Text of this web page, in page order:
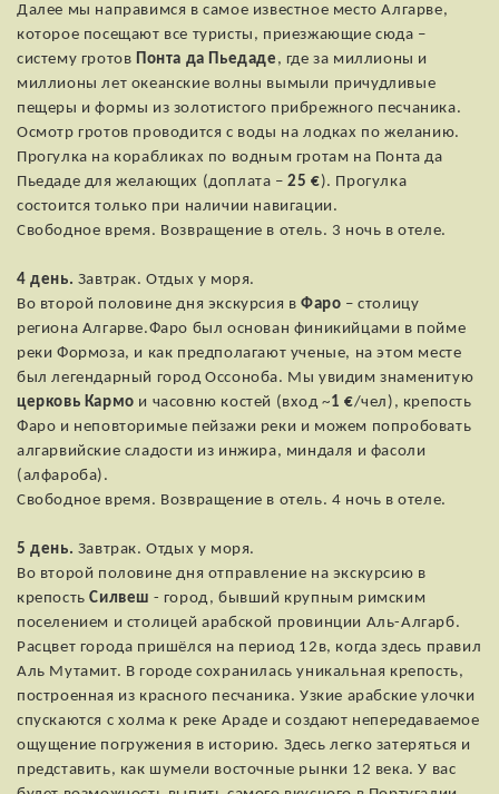
Далее мы направимся в самое известное место Алгарве,
которое посещают все туристы, приезжающие сюда –
систему гротов Понта да Пьедаде, где за миллионы и
миллионы лет океанские волны вымыли причудливые
пещеры и формы из золотистого прибрежного песчаника.
Осмотр гротов проводится с воды на лодках по желанию.
Прогулка на корабликах по водным гротам на Понта да
Пьедаде для желающих (доплата –25 €). Прогулка
состоится только при наличии навигации.
Свободное время. Возвращение в отель. 3 ночь в отеле.
4 день. Завтрак. Отдых у моря.
Во второй половине дня экскурсия в Фаро – столицу
региона Алгарве.Фаро был основан финикийцами в пойме
реки Формоза, и как предполагают ученые, на этом месте
был легендарный город Оссоноба. Мы увидим знаменитую
церковь Кармо и часовню костей (вход ~1 €/чел), крепость
Фаро и неповторимые пейзажи реки и можем попробовать
алгарвийские сладости из инжира, миндаля и фасоли
(алфароба).
Свободное время. Возвращение в отель. 4 ночь в отеле.
5 день. Завтрак. Отдых у моря.
Во второй половине дня отправление на экскурсию в
крепостьСилвеш - город, бывший крупным римским
поселением и столицей арабской провинции Аль-Алгарб.
Расцвет города пришёлся на период 12в, когда здесь правил
Аль Мутамит. В городе сохранилась уникальная крепость,
построенная из красного песчаника. Узкие арабские улочки
спускаются с холма к реке Араде и создают непередаваемое
ощущение погружения в историю. Здесь легко затеряться и
представить, как шумели восточные рынки 12 века. У вас